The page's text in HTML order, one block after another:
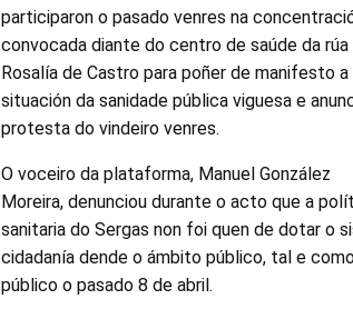
participaron o pasado venres na
convocada diante do centro de saúde da rúa
Rosalía de Castro para poñer de manifesto a
situación da sanidade pública viguesa e
protesta do vindeiro venres.
O voceiro da plataforma, Manuel González
Moreira, denunciou durante o acto que a
sanitaria do Sergas non foi quen de dotar o
cidadanía dende o ámbito público, tal e
público o pasado 8 de abril.